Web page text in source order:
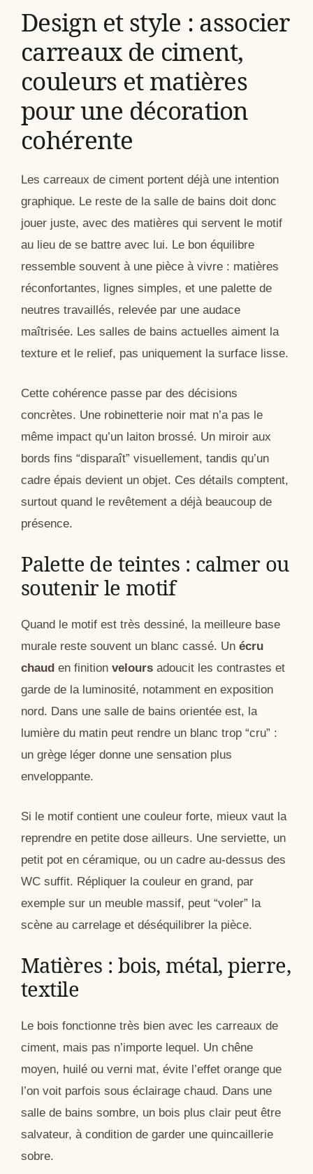
Design et style : associer
carreaux de ciment,
couleurs et matières
pour une décoration
cohérente
Les carreaux de ciment portent déjà une intention
graphique. Le reste de la salle de bains doit donc
jouer juste, avec des matières qui servent le motif
au lieu de se battre avec lui. Le bon équilibre
ressemble souvent à une pièce à vivre : matières
réconfortantes, lignes simples, et une palette de
neutres travaillés, relevée par une audace
maîtrisée. Les salles de bains actuelles aiment la
texture et le relief, pas uniquement la surface lisse.
Cette cohérence passe par des décisions
concrètes. Une robinetterie noir mat n’a pas le
même impact qu’un laiton brossé. Un miroir aux
bords fins “disparaît” visuellement, tandis qu’un
cadre épais devient un objet. Ces détails comptent,
surtout quand le revêtement a déjà beaucoup de
présence.
Palette de teintes : calmer ou
soutenir le motif
Quand le motif est très dessiné, la meilleure base
murale reste souvent un blanc cassé. Un écru
chaud en finition velours adoucit les contrastes et
garde de la luminosité, notamment en exposition
nord. Dans une salle de bains orientée est, la
lumière du matin peut rendre un blanc trop “cru” :
un grège léger donne une sensation plus
enveloppante.
Si le motif contient une couleur forte, mieux vaut la
reprendre en petite dose ailleurs. Une serviette, un
petit pot en céramique, ou un cadre au-dessus des
WC suffit. Répliquer la couleur en grand, par
exemple sur un meuble massif, peut “voler” la
scène au carrelage et déséquilibrer la pièce.
Matières : bois, métal, pierre,
textile
Le bois fonctionne très bien avec les carreaux de
ciment, mais pas n’importe lequel. Un chêne
moyen, huilé ou verni mat, évite l’effet orange que
l’on voit parfois sous éclairage chaud. Dans une
salle de bains sombre, un bois plus clair peut être
salvateur, à condition de garder une quincaillerie
sobre.